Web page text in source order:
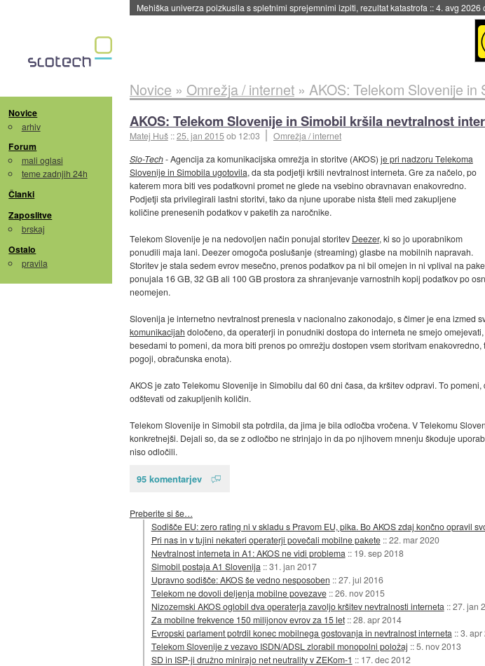
4. avg 2026 ob
Novice
arhiv
Forum
mali oglasi
teme zadnjih 24h
Članki
Zaposlitve
brskaj
Ostalo
pravila
Novice » Omrežja / internet» AKOS: Telekom Slovenije
AKOS: Telekom Slovenije in Simobil kršila nevtralnost
Matej Huš ::25. jan 2015ob 12:03
Omrežja / internet
Slo-Tech- Agencija za komunikacijska omrežja in storitve (AKOS) je pri nadzoru Telekoma
Slovenije in Simobila ugotovila, da sta podjetji kršili nevtralnost interneta. Gre za načelo, po
katerem mora biti ves podatkovni promet ne glede na vsebino obravnavan enakovredno.
Podjetji sta privilegirali lastni storitvi, tako da njune uporabe nista šteli med zakupljene
količine prenesenih podatkov v paketih za naročnike.
Telekom Slovenije je na nedovoljen način ponujal storitev Deezer, ki so jo uporabnikom
ponudili maja lani. Deezer omogoča poslušanje (streaming) glasbe na mobilnih napravah.
Storitev je stala sedem evrov mesečno, prenos podatkov pa ni bil omejen in ni vplival na
ponujala 16 GB, 32 GB ali 100 GB prostora za shranjevanje varnostnih kopij podatkov po
neomejen.
Slovenija je internetno nevtralnost prenesla v nacionalno zakonodajo, s čimer je ena izmed
komunikacijah določeno, da operaterji in ponudniki dostopa do interneta ne smejo
besedami to pomeni, da mora biti prenos po omrežju dostopen vsem storitvam
pogoji, obračunska enota).
AKOS je zato Telekomu Slovenije in Simobilu dal 60 dni časa, da kršitev odpravi. To
odštevati od zakupljenih količin.
Telekom Slovenije in Simobil sta potrdila, da jima je bila odločba vročena. V Telekomu
konkretnejši. Dejali so, da se z odločbo ne strinjajo in da po njihovem mnenju škoduje
niso odločili.
95 komentarjev
Preberite si še…
Sodišče EU: zero rating ni v skladu s Pravom EU, pika. Bo AKOS zdaj končno opravil
Pri nas in v tujini nekateri operaterji povečali mobilne pakete ::22. mar 2020
Nevtralnost interneta in A1: AKOS ne vidi problema :: 19. sep 2018
Simobil postaja A1 Slovenija ::31. jan 2017
Upravno sodišče: AKOS še vedno nesposoben ::27. jul 2016
Telekom ne dovoli deljenja mobilne povezave ::26. nov 2015
Nizozemski AKOS oglobil dva operaterja zavoljo kršitev nevtralnosti interneta ::27. jan
Za mobilne frekvence 150 milijonov evrov za 15 let ::28. apr 2014
Evropski parlament potrdil konec mobilnega gostovanja in nevtralnost interneta ::3. apr
Telekom Slovenije z vezavo ISDN/ADSL zlorabil monopolni položaj ::5. nov 2013
SD in ISP-ji družno minirajo net neutrality v ZEKom-1 :: 17. dec 2012